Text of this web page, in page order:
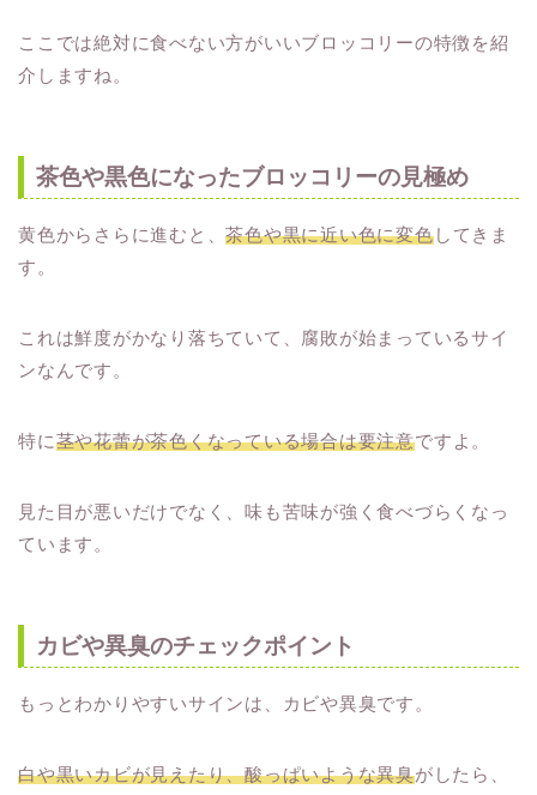
ここでは絶対に食べない方がいいブロッコリーの特徴を紹
介しますね。
茶色や黒色になったブロッコリーの見極め
黄色からさらに進むと、茶色や黒に近い色に変色してきま
す。
これは鮮度がかなり落ちていて、腐敗が始まっているサイ
ンなんです。
特に茎や花蕾が茶色くなっている場合は要注意ですよ。
見た目が悪いだけでなく、味も苦味が強く食べづらくなっ
ています。
カビや異臭のチェックポイント
もっとわかりやすいサインは、カビや異臭です。
白や黒いカビが見えたり、酸っぱいような異臭がしたら、